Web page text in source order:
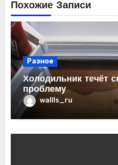
Похожие Записи
Разное
Холодильник течёт
проблему
wallls_ru